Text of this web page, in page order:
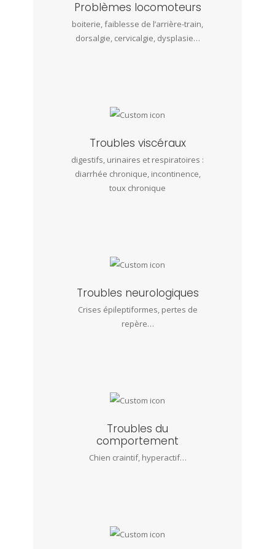
Problèmes locomoteurs
boiterie, faiblesse de l’arrière-train,
dorsalgie, cervicalgie, dysplasie…
Troubles viscéraux
digestifs, urinaires et respiratoires :
diarrhée chronique, incontinence,
toux chronique
Troubles neurologiques
Crises épileptiformes, pertes de
repère…
Troubles du
comportement
Chien craintif, hyperactif…